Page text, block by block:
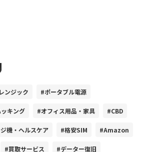
ンジック #ポータブル電源
キング #オフィス用品・家具 #CBD
機・ヘルスケア #格安SIM #Amazon
#買取サービス #データー復旧